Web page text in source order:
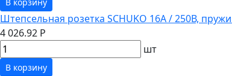
Штепсельная розетка SCHUKO 16А / 250В,
4 026.92 Р
шт
В корзину